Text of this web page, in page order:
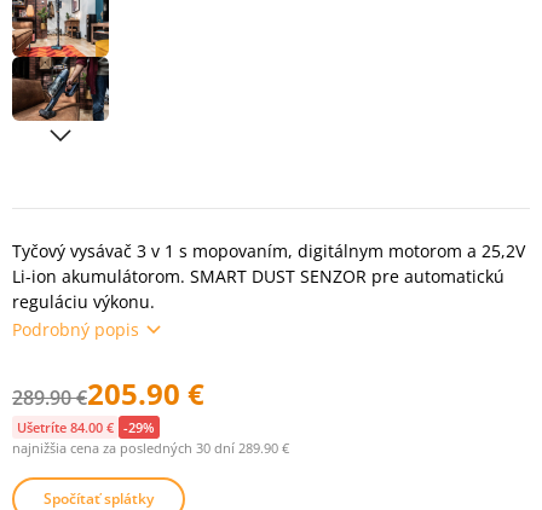
Tyčový vysávač 3 v 1 s mopovaním, digitálnym motorom a 25,2V
Li-ion akumulátorom. SMART DUST SENZOR pre automatickú
reguláciu výkonu.
Podrobný popis
289.90 €205.90 €
Ušetríte 84.00 € -29%
najnižšia cena za posledných 30 dní 289.90 €
Spočítať splátky